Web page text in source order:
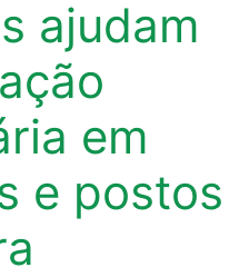
ajudam
em
e postos